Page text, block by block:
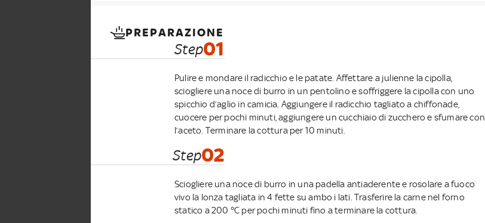
PREPARAZIONE
Step01
Pulire e mondare il radicchio e le patate. Affettare a julienne la cipolla,
sciogliere una noce di burro in un pentolino e soffriggere la cipolla con uno
spicchio d’aglio in camicia. Aggiungere il radicchio tagliato a chiffonade,
cuocere per pochi minuti, aggiungere un cucchiaio di zucchero e sfumare con
l’aceto. Terminare la cottura per 10 minuti.
Step02
Sciogliere una noce di burro in una padella antiaderente e rosolare a fuoco
vivo la lonza tagliata in 4 fette su ambo i lati. Trasferire la carne nel forno
statico a 200 °C per pochi minuti fino a terminare la cottura.